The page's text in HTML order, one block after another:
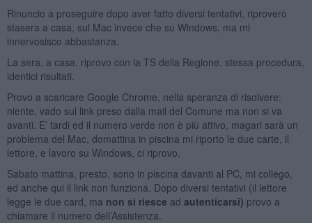
Rinuncio a proseguire dopo aver fatto diversi tentativi, riproverò
stasera a casa, sul Mac invece che su Windows, ma mi
innervosisco abbastanza.
La sera, a casa, riprovo con la TS della Regione, stessa procedura,
identici risultati.
Provo a scaricare Google Chrome, nella speranza di risolvere:
niente, vado sul link preso dalla mail del Comune ma non si va
avanti. E’ tardi ed il numero verde non è più attivo, magari sarà un
problema del Mac, domattina in piscina mi riporto le due carte, il
lettore, e lavoro su Windows, ci riprovo.
Sabato mattina, presto, sono in piscina davanti al PC, mi collego,
ed anche qui il link non funziona. Dopo diversi tentativi (il lettore
legge le due card, ma non si riesce ad autenticarsi) provo a
chiamare il numero dell’Assistenza.